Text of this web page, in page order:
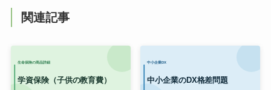
関連記事